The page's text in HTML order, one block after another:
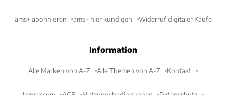
ams+ abonnieren ams+ hier kündigen Widerruf digitaler Käufe
Information
Alle Marken von A-Z Alle Themen von A-Z Kontakt